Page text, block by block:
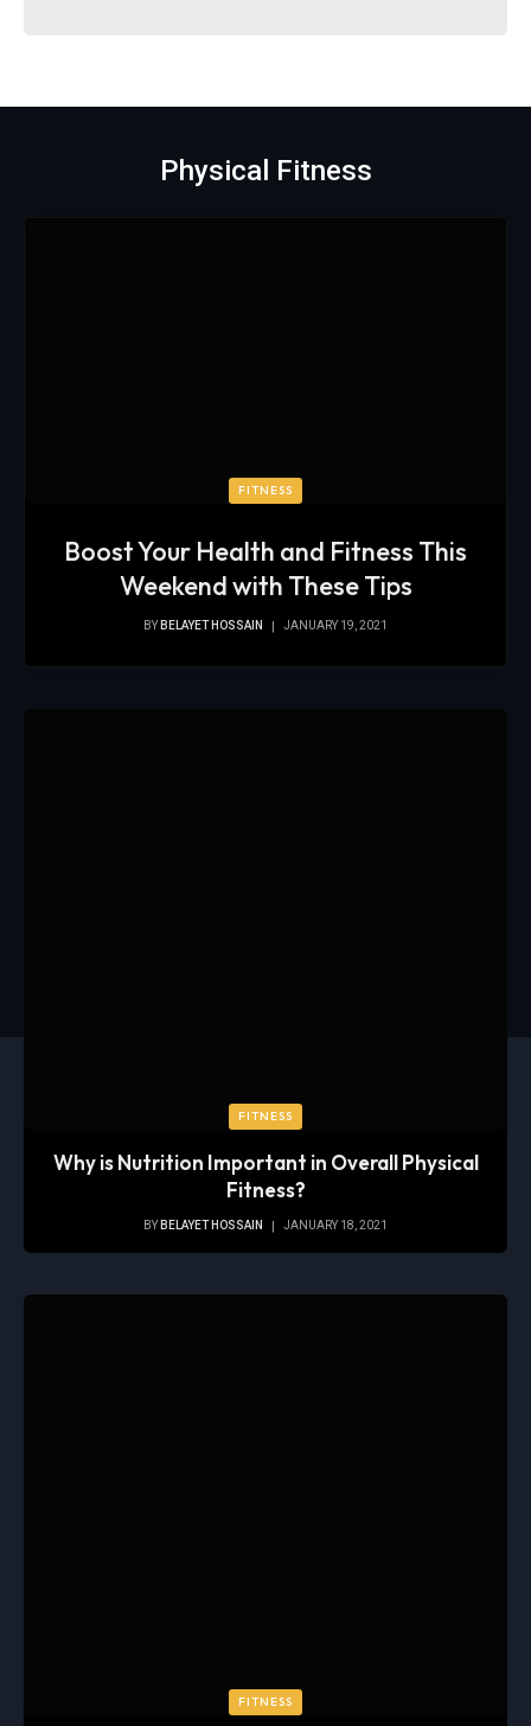
Physical Fitness
FITNESS
Boost Your Health and Fitness This
Weekend with These Tips
BY BELAYET HOSSAIN JANUARY 19, 2021
FITNESS
Why is Nutrition Important in Overall Physical
Fitness?
BY BELAYET HOSSAIN JANUARY 18, 2021
FITNESS